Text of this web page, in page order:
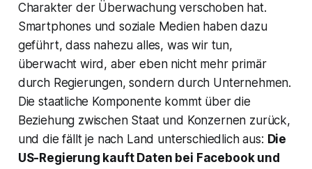
Charakter der Überwachung verschoben hat.
Smartphones und soziale Medien haben dazu
geführt, dass nahezu alles, was wir tun,
überwacht wird, aber eben nicht mehr primär
durch Regierungen, sondern durch Unternehmen.
Die staatliche Komponente kommt über die
Beziehung zwischen Staat und Konzernen zurück,
und die fällt je nach Land unterschiedlich aus: Die
US-Regierung kauft Daten bei Facebook und